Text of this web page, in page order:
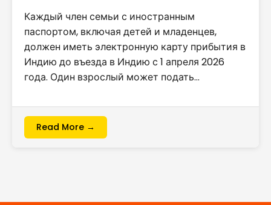
Каждый член семьи с иностранным
паспортом, включая детей и младенцев,
должен иметь электронную карту прибытия в
Индию до въезда в Индию с 1 апреля 2026
года. Один взрослый может подать…
Read More →